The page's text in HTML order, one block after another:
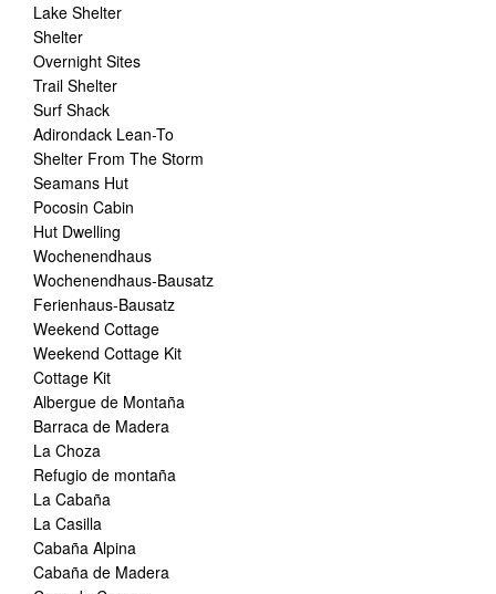
Lake Shelter
Shelter
Overnight Sites
Trail Shelter
Surf Shack
Adirondack Lean-To
Shelter From The Storm
Seamans Hut
Pocosin Cabin
Hut Dwelling
Wochenendhaus
Wochenendhaus-Bausatz
Ferienhaus-Bausatz
Weekend Cottage
Weekend Cottage Kit
Cottage Kit
Albergue de Montaña
Barraca de Madera
La Choza
Refugio de montaña
La Cabaña
La Casilla
Cabaña Alpina
Cabaña de Madera